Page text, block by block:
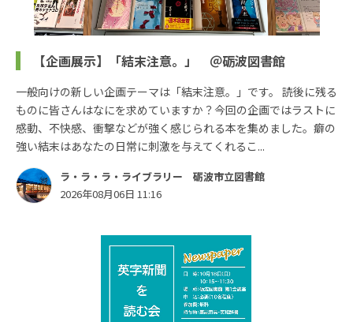
【企画展示】「結末注意。」 ＠砺波図書館
一般向けの新しい企画テーマは「結末注意。」です。 読後に残る
ものに皆さんはなにを求めていますか？今回の企画ではラストに
感動、不快感、衝撃などが強く感じられる本を集めました。癖の
強い結末はあなたの日常に刺激を与えてくれるこ...
ラ・ラ・ラ・ライブラリー 砺波市立図書館
2026年08月06日 11:16